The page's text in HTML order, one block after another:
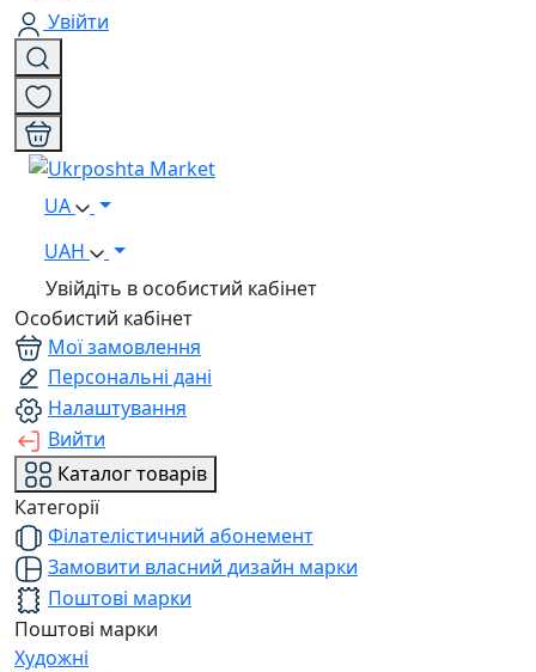
Увійти
UA
UAH
Увійдіть в особистий кабінет
Особистий кабінет
Мої замовлення
Персональні дані
Налаштування
Вийти
Каталог товарів
Категорії
Філателістичний абонемент
Замовити власний дизайн марки
Поштові марки
Поштові марки
Художні